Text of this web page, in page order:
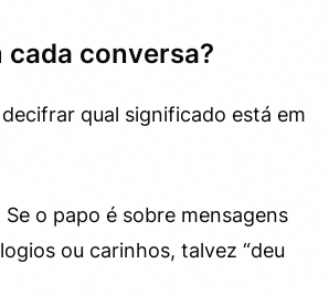
conversa?
qual significado está em
o papo é sobre mensagens
ou carinhos, talvez “deu